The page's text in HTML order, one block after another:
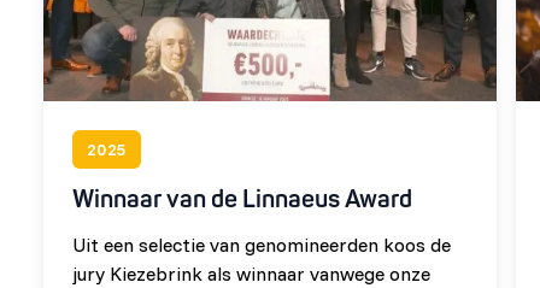
2025
Winnaar van de Linnaeus Award
Uit een selectie van genomineerden koos de
jury Kiezebrink als winnaar vanwege onze